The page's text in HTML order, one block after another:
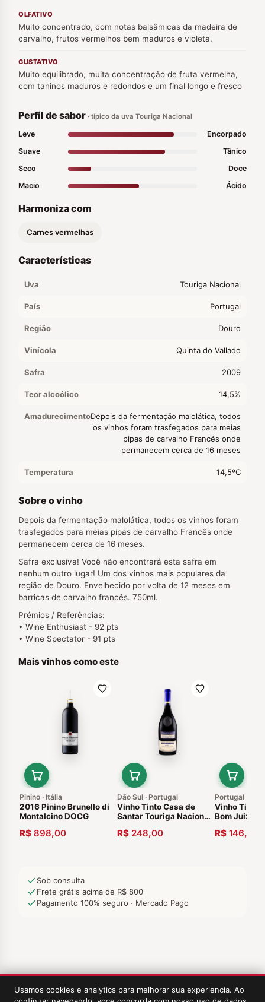
OLFATIVO
Muito concentrado, com notas balsâmicas da madeira de
carvalho, frutos vermelhos bem maduros e violeta.
GUSTATIVO
Muito equilibrado, muita concentração de fruta vermelha,
com taninos maduros e redondos e um final longo e fresco
Perfil de sabor · típico da uva Touriga Nacional
Leve
Encorpado
Suave
Tânico
Seco
Doce
Macio
Ácido
Harmoniza com
Carnes vermelhas
Características
Uva Touriga Nacional
País Portugal
Região Douro
Vinícola Quinta do Vallado
Safra 2009
Teor alcoólico 14,5%
AmadurecimentoDepois da fermentação malolática, todos
os vinhos foram trasfegados para meias
pipas de carvalho Francês onde
permanecem cerca de 16 meses
Temperatura 14,5ºC
Sobre o vinho
Depois da fermentação malolática, todos os vinhos foram
trasfegados para meias pipas de carvalho Francês onde
permanecem cerca de 16 meses.
Safra exclusiva! Você não encontrará esta safra em
nenhum outro lugar! Um dos vinhos mais populares da
região de Douro. Envelhecido por volta de 12 meses em
barricas de carvalho francês. 750ml.
Prémios / Referências:
• Wine Enthusiast - 92 pts
• Wine Spectator - 91 pts
Mais vinhos como este
Pinino · Itália
2016 Pinino Brunello di
Montalcino DOCG
R$ 898,00
Dão Sul · Portugal
Vinho Tinto Casa de
Santar Touriga Nacional
R$ 248,00
Portugal
Vinho Tinto
Bom Juiz
R$ 146,90
Sob consulta
Frete grátis acima de R$ 800
Pagamento 100% seguro · Mercado Pago
Usamos cookies e analytics para melhorar sua experiencia. Ao